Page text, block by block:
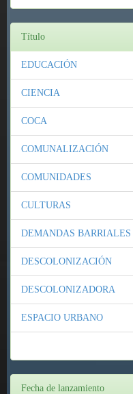
Título
EDUCACIÓN
CIENCIA
COCA
COMUNALIZACIÓN
COMUNIDADES
CULTURAS
DEMANDAS BARRIALES
DESCOLONIZACIÓN
DESCOLONIZADORA
ESPACIO URBANO
Fecha de lanzamiento